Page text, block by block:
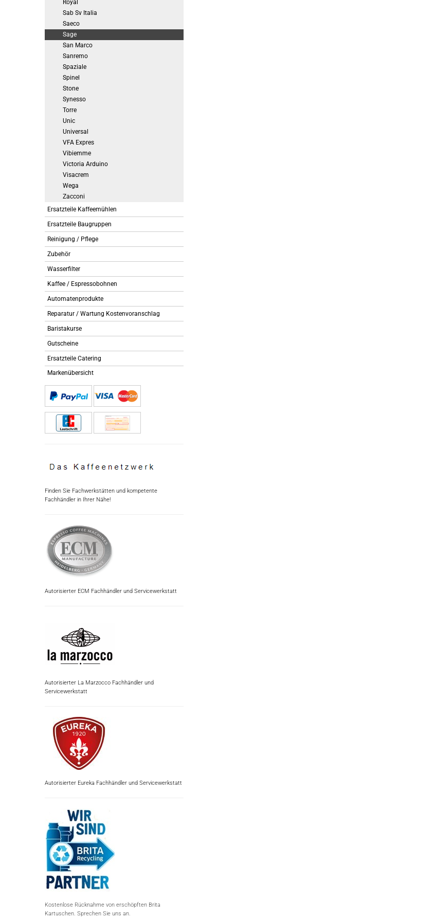
Royal
Sab Sv Italia
Saeco
Sage
San Marco
Sanremo
Spaziale
Spinel
Stone
Synesso
Torre
Unic
Universal
VFA Expres
Vibiemme
Victoria Arduino
Visacrem
Wega
Zacconi
Ersatzteile Kaffeemühlen
Ersatzteile Baugruppen
Reinigung / Pflege
Zubehör
Wasserfilter
Kaffee / Espressobohnen
Automatenprodukte
Reparatur / Wartung Kostenvoranschlag
Baristakurse
Gutscheine
Ersatzteile Catering
Markenübersicht
Finden Sie Fachwerkstätten und kompetente
Fachhändler in Ihrer Nähe!
Autorisierter ECM Fachhändler und Servicewerkstatt
Autorisierter La Marzocco Fachhändler und
Servicewerkstatt
Autorisierter Eureka Fachhändler und Servicewerkstatt
Kostenlose Rücknahme von erschöpften Brita
Kartuschen. Sprechen Sie uns an.